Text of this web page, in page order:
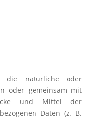
die natürliche oder
oder gemeinsam mit
und Mittel der
Daten (z. B.